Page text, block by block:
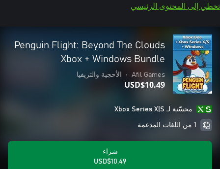
تخطي إلى المحتوى الرئيسي
Penguin Flight: Beyond The Clouds
Xbox + Windows Bundle
Afil Games
• الأحجية والتريفيا
USD$10.49
محسّنة لـ Xbox Series X|S
1 من اللغات المدعمة
شراء
USD$10.49